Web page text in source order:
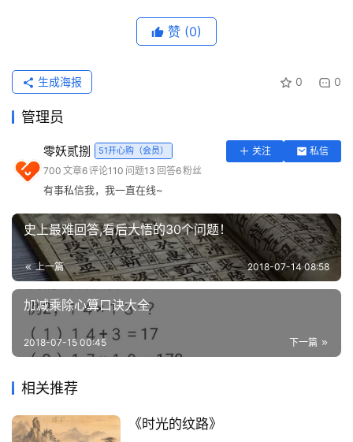
日
一
读
实
用
具
问
答
专
区
常
用
网
址
登录 注册
《悲惨世界》
6. 释放无限光明的是人心，制造无边黑暗的也是人心，光明
和黑暗交织着，厮杀着，这就是我们为之眷恋而又万般无奈
的人世间。
7. 我宁愿靠自己的力量，打开我的前途，而不愿求有力者垂
青。
8. 没有被听见不是沉默的理由。
9. 世界上最宽阔的是海洋，比海洋更宽阔的是天空，比天
空更宽阔的是人的心灵。
10. 人，有了物质才能生存；人，有了理想才谈得上生活。
《巴黎圣母院》
11. 人的心只容得下一定程度的绝望，海绵已经吸够了水，
赞 (0)
0 0
生成海报
管理员
零妖贰捌 51开心购（会员） 关注
私信
700 文章6评论110 问题13 回答6粉丝
有事私信我，我一直在线~
史上最难回答,看后大悟的30个问题！
上一篇 2018-07-14 08:58
加减乘除心算口诀大全
下一篇
2018-07-15 00:45
相关推荐
《时光的纹路》